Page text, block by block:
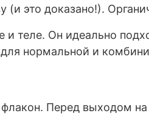
(и это доказано!).
и теле. Он идеально
нормальной и
Перед выходом